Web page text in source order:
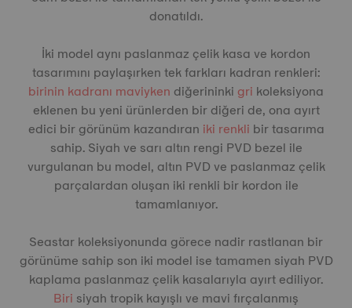
donatıldı.
İki model aynı paslanmaz çelik kasa ve kordon
tasarımını paylaşırken tek farkları kadran renkleri:
birinin kadranı maviyken diğerininki gri koleksiyona
eklenen bu yeni ürünlerden bir diğeri de, ona ayırt
edici bir görünüm kazandıran iki renkli bir tasarıma
sahip. Siyah ve sarı altın rengi PVD bezel ile
vurgulanan bu model, altın PVD ve paslanmaz çelik
parçalardan oluşan iki renkli bir kordon ile
tamamlanıyor.
Seastar koleksiyonunda görece nadir rastlanan bir
görünüme sahip son iki model ise tamamen siyah PVD
kaplama paslanmaz çelik kasalarıyla ayırt ediliyor.
Biri siyah tropik kayışlı ve mavi fırçalanmış